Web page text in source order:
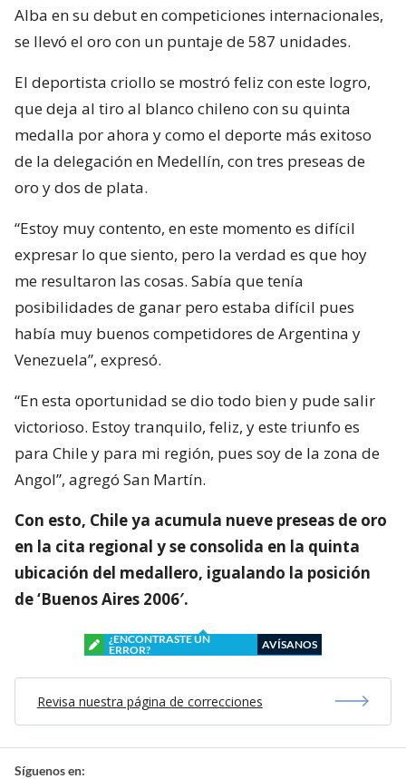
Alba en su debut en competiciones internacionales,
se llevó el oro con un puntaje de 587 unidades.
El deportista criollo se mostró feliz con este logro,
que deja al tiro al blanco chileno con su quinta
medalla por ahora y como el deporte más exitoso
de la delegación en Medellín, con tres preseas de
oro y dos de plata.
“Estoy muy contento, en este momento es difícil
expresar lo que siento, pero la verdad es que hoy
me resultaron las cosas. Sabía que tenía
posibilidades de ganar pero estaba difícil pues
había muy buenos competidores de Argentina y
Venezuela”, expresó.
“En esta oportunidad se dio todo bien y pude salir
victorioso. Estoy tranquilo, feliz, y este triunfo es
para Chile y para mi región, pues soy de la zona de
Angol”, agregó San Martín.
Con esto, Chile ya acumula nueve preseas de oro
en la cita regional y se consolida en la quinta
ubicación del medallero, igualando la posición
de ‘Buenos Aires 2006′.
¿ENCONTRASTE UN
ERROR?
AVÍSANOS
Revisa nuestra página de correcciones
Síguenos en: